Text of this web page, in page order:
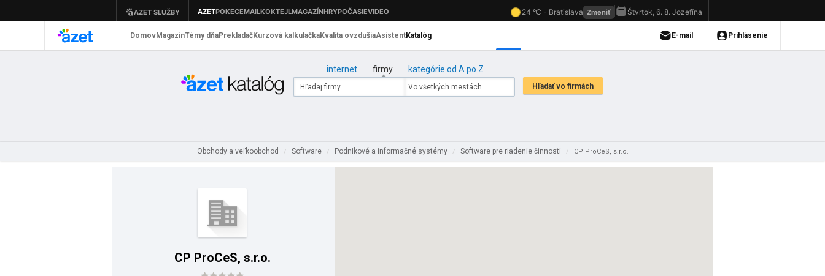
internet firmy kategórie od A po Z
Obchody a veľkoobchod / Software / Podnikové a informačné systémy / Software pre riadenie činnosti / CP ProCeS, s.r.o.
CP ProCeS, s.r.o.